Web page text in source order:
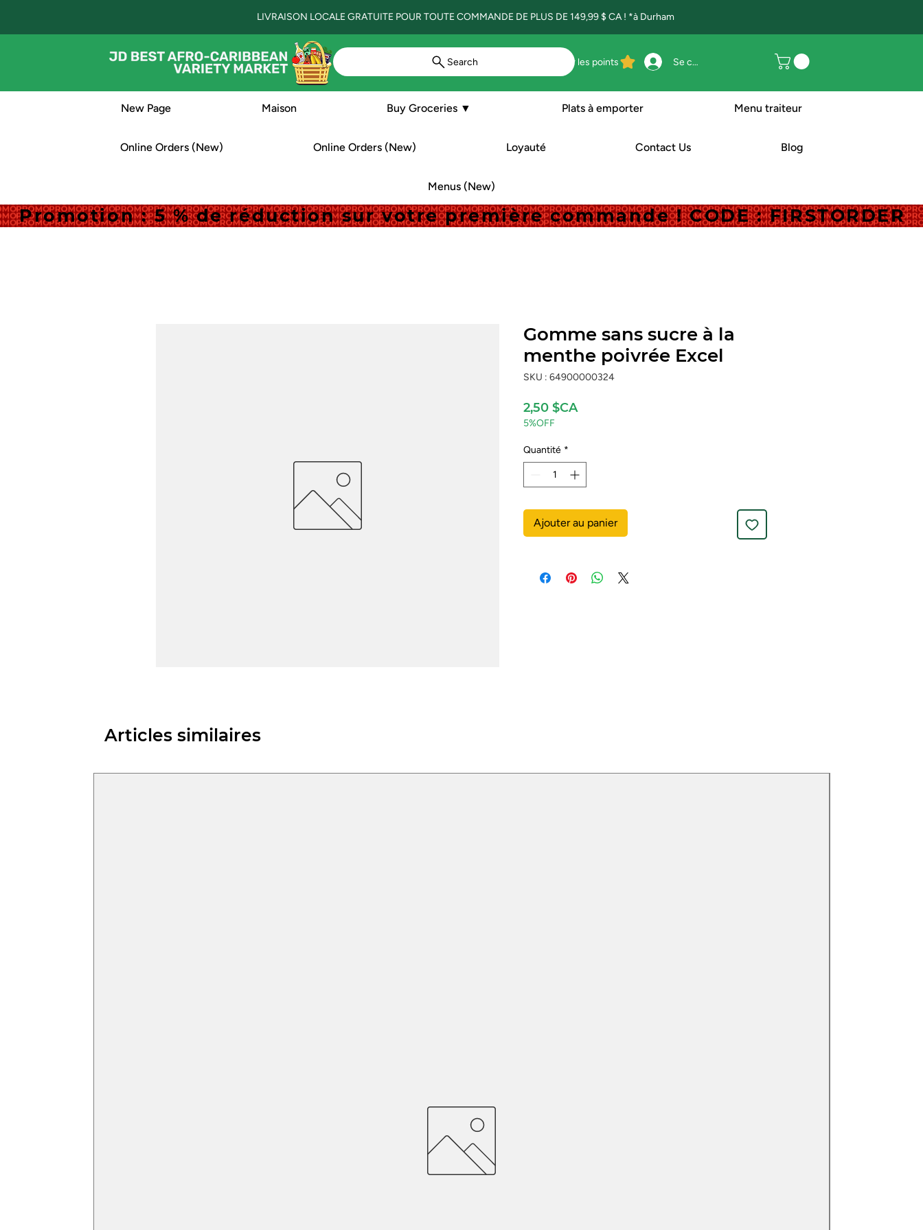
LIVRAISON LOCALE GRATUITE POUR TOUTE COMMANDE DE PLUS DE 149,99 $ CA ! *à Durham
Voir les points Se connecter
Search
New Page Maison Buy Groceries ▼ Plats à emporter Menu traiteur
Online Orders (New) Online Orders (New) Loyauté Contact Us Blog
Menus (New)
Promotion : 5 % de réduction sur votre première commande ! CODE : FIRSTORDER
Promotion : 5 % de réduction sur votre première commande ! CODE : FIRSTORDER
Gomme sans sucre à la
menthe poivrée Excel
SKU : 64900000324
2,50 $CAPrix
5%OFF
Quantité *
Ajouter au panier
Articles similaires